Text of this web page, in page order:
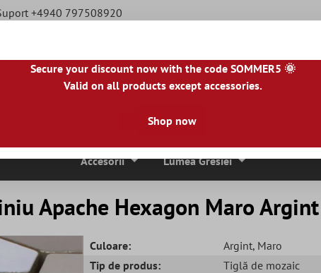
+4940 797508920
ES|PL|PT |FI |GR|RO |NO|HU|BG|HR|
Placi De Piatra Naturala
Accesorii Lumea Gresiei
Apache Hexagon Maro Argint
Culoare: Argint, Maro
Tip de produs:
Tiglă de mozaic
Secure your discount now with the code SOMMER5 🌞
Valid on all products except accessories.
Shop now